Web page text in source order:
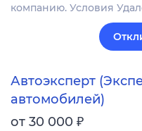
компанию. Условия
Автоэксперт
автомобилей)
от 30 000 ₽